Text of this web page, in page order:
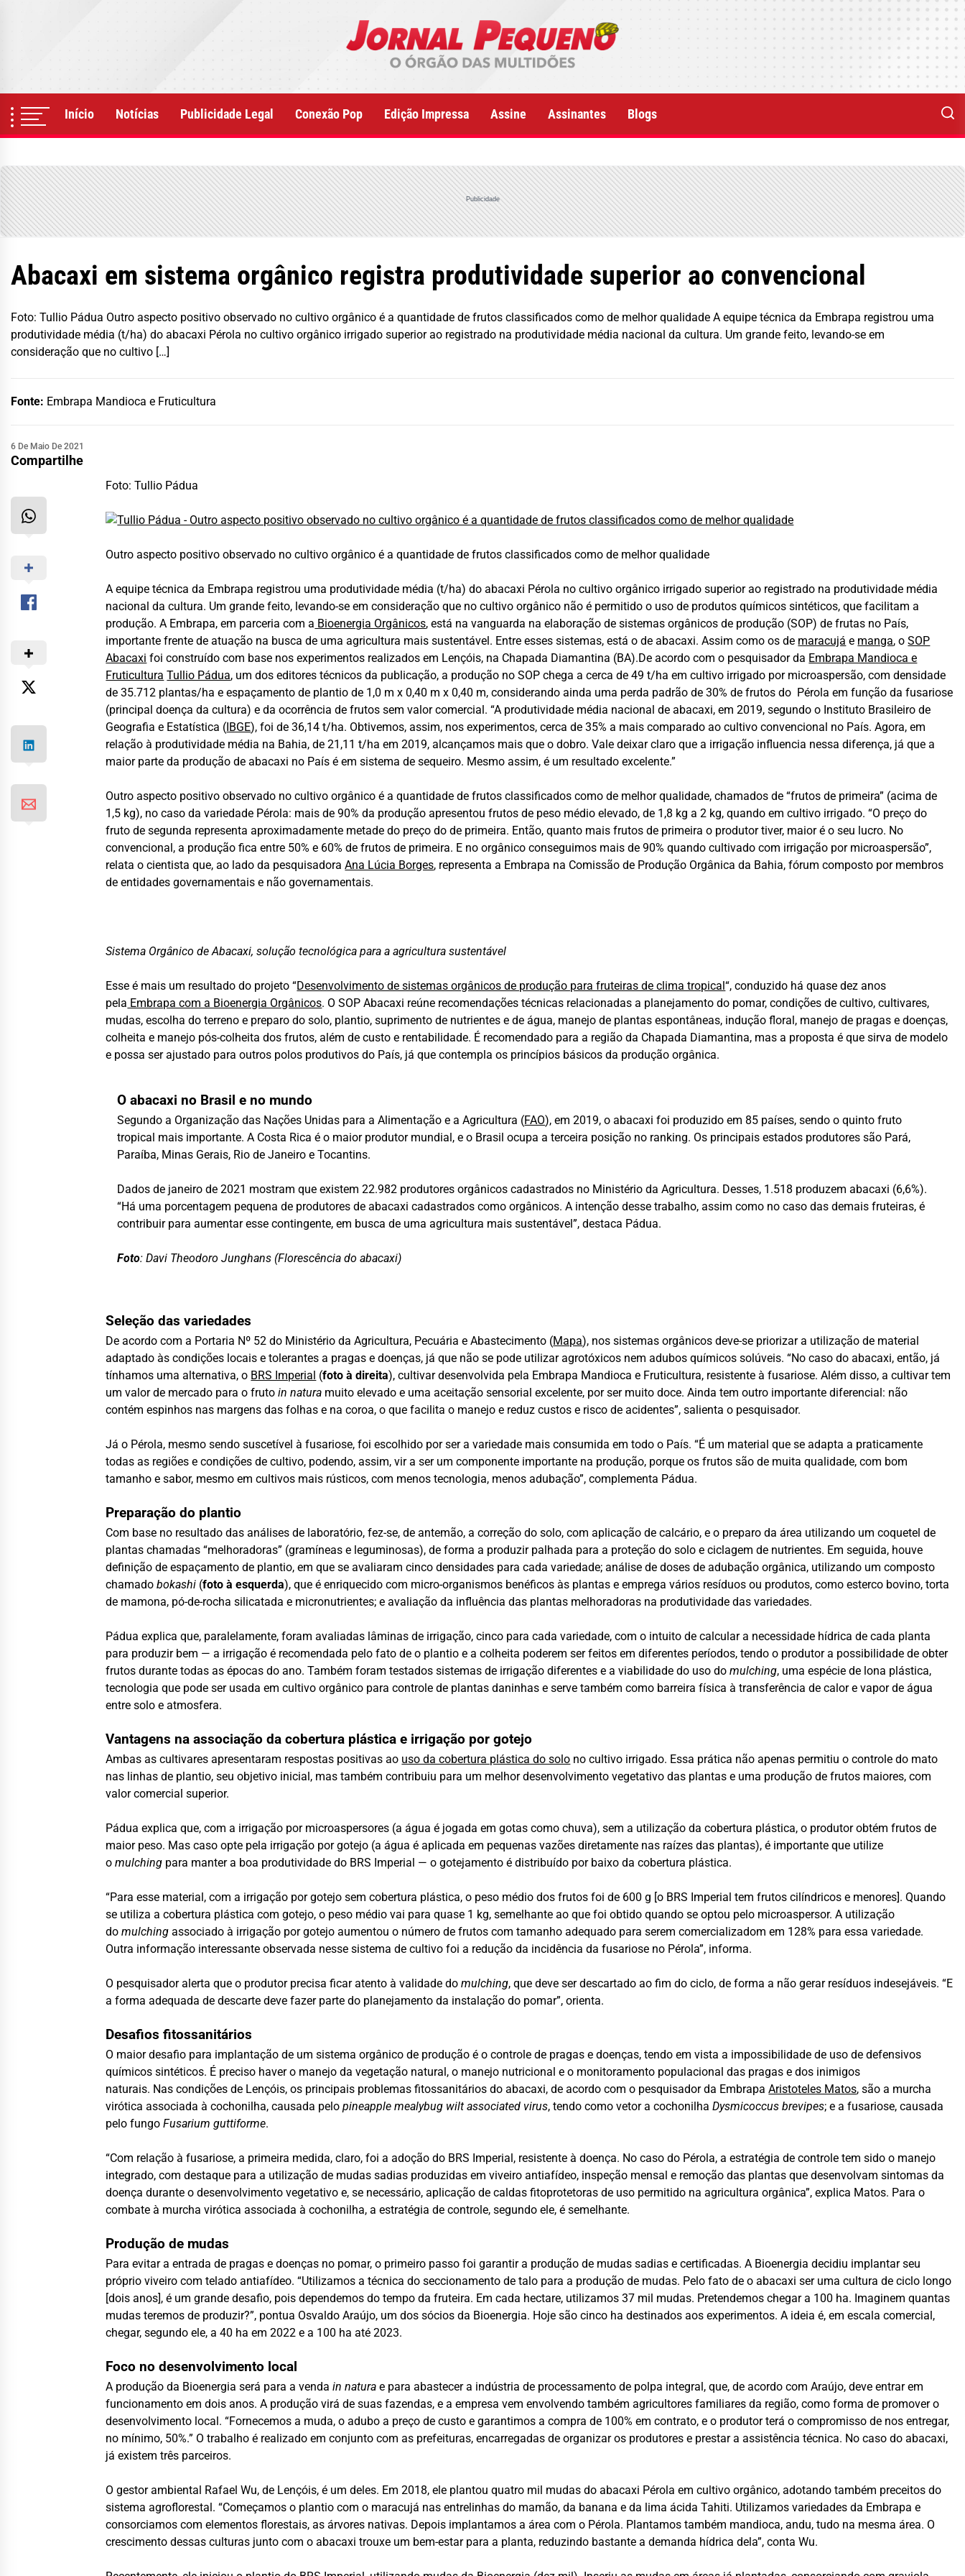
Início Notícias Publicidade Legal Conexão Pop Edição Impressa Assine Assinantes Blogs
Publicidade
Abacaxi em sistema orgânico registra produtividade superior ao convencional
Foto: Tullio Pádua Outro aspecto positivo observado no cultivo orgânico é a quantidade de frutos classificados como de melhor qualidade A equipe técnica da Embrapa registrou uma
produtividade média (t/ha) do abacaxi Pérola no cultivo orgânico irrigado superior ao registrado na produtividade média nacional da cultura. Um grande feito, levando-se em
consideração que no cultivo […]
Fonte: Embrapa Mandioca e Fruticultura
6 De Maio De 2021
Compartilhe
Foto: Tullio Pádua
Outro aspecto positivo observado no cultivo orgânico é a quantidade de frutos classificados como de melhor qualidade
A equipe técnica da Embrapa registrou uma produtividade média (t/ha) do abacaxi Pérola no cultivo orgânico irrigado superior ao registrado na produtividade média
nacional da cultura. Um grande feito, levando-se em consideração que no cultivo orgânico não é permitido o uso de produtos químicos sintéticos, que facilitam a
produção. A Embrapa, em parceria com a Bioenergia Orgânicos, está na vanguarda na elaboração de sistemas orgânicos de produção (SOP) de frutas no País,
importante frente de atuação na busca de uma agricultura mais sustentável. Entre esses sistemas, está o de abacaxi. Assim como os de maracujá e manga, oSOP
Abacaxi foi construído com base nos experimentos realizados em Lençóis, na Chapada Diamantina (BA).De acordo com o pesquisador da Embrapa Mandioca e
Fruticultura Tullio Pádua, um dos editores técnicos da publicação, a produção no SOP chega a cerca de 49 t/ha em cultivo irrigado por microaspersão, com densidade
de 35.712 plantas/ha e espaçamento de plantio de 1,0 m x 0,40 m x 0,40 m, considerando ainda uma perda padrão de 30% de frutos do Pérola em função da fusariose
(principal doença da cultura) e da ocorrência de frutos sem valor comercial. “A produtividade média nacional de abacaxi, em 2019, segundo o Instituto Brasileiro de
Geografia e Estatística (IBGE), foi de 36,14 t/ha. Obtivemos, assim, nos experimentos, cerca de 35% a mais comparado ao cultivo convencional no País. Agora, em
relação à produtividade média na Bahia, de 21,11 t/ha em 2019, alcançamos mais que o dobro. Vale deixar claro que a irrigação influencia nessa diferença, já que a
maior parte da produção de abacaxi no País é em sistema de sequeiro. Mesmo assim, é um resultado excelente.”
Outro aspecto positivo observado no cultivo orgânico é a quantidade de frutos classificados como de melhor qualidade, chamados de “frutos de primeira” (acima de
1,5 kg), no caso da variedade Pérola: mais de 90% da produção apresentou frutos de peso médio elevado, de 1,8 kg a 2 kg, quando em cultivo irrigado. “O preço do
fruto de segunda representa aproximadamente metade do preço do de primeira. Então, quanto mais frutos de primeira o produtor tiver, maior é o seu lucro. No
convencional, a produção fica entre 50% e 60% de frutos de primeira. E no orgânico conseguimos mais de 90% quando cultivado com irrigação por microaspersão”,
relata o cientista que, ao lado da pesquisadoraAna Lúcia Borges, representa a Embrapa na Comissão de Produção Orgânica da Bahia, fórum composto por membros
de entidades governamentais e não governamentais.
Sistema Orgânico de Abacaxi, solução tecnológica para a agricultura sustentável
Esse é mais um resultado do projeto “Desenvolvimento de sistemas orgânicos de produção para fruteiras de clima tropical“, conduzido há quase dez anos
pela Embrapa com a Bioenergia Orgânicos. O SOP Abacaxi reúne recomendações técnicas relacionadas a planejamento do pomar, condições de cultivo, cultivares,
mudas, escolha do terreno e preparo do solo, plantio, suprimento de nutrientes e de água, manejo de plantas espontâneas, indução floral, manejo de pragas e doenças,
colheita e manejo pós-colheita dos frutos, além de custo e rentabilidade. É recomendado para a região da Chapada Diamantina, mas a proposta é que sirva de modelo
e possa ser ajustado para outros polos produtivos do País, já que contempla os princípios básicos da produção orgânica.
O abacaxi no Brasil e no mundo
Segundo a Organização das Nações Unidas para a Alimentação e a Agricultura (FAO), em 2019, o abacaxi foi produzido em 85 países, sendo o quinto fruto
tropical mais importante. A Costa Rica é o maior produtor mundial, e o Brasil ocupa a terceira posição no ranking. Os principais estados produtores são Pará,
Paraíba, Minas Gerais, Rio de Janeiro e Tocantins.
Dados de janeiro de 2021 mostram que existem 22.982 produtores orgânicos cadastrados no Ministério da Agricultura. Desses, 1.518 produzem abacaxi (6,6%).
“Há uma porcentagem pequena de produtores de abacaxi cadastrados como orgânicos. A intenção desse trabalho, assim como no caso das demais fruteiras, é
contribuir para aumentar esse contingente, em busca de uma agricultura mais sustentável”, destaca Pádua.
Foto: Davi Theodoro Junghans (Florescência do abacaxi)
Seleção das variedades
De acordo com a Portaria Nº 52 do Ministério da Agricultura, Pecuária e Abastecimento (Mapa), nos sistemas orgânicos deve-se priorizar a utilização de material
adaptado às condições locais e tolerantes a pragas e doenças, já que não se pode utilizar agrotóxicos nem adubos químicos solúveis. “No caso do abacaxi, então, já
tínhamos uma alternativa, o BRS Imperial (foto à direita), cultivar desenvolvida pela Embrapa Mandioca e Fruticultura, resistente à fusariose. Além disso, a cultivar tem
um valor de mercado para o frutoin natura muito elevado e uma aceitação sensorial excelente, por ser muito doce. Ainda tem outro importante diferencial: não
contém espinhos nas margens das folhas e na coroa, o que facilita o manejo e reduz custos e risco de acidentes”, salienta o pesquisador.
Já o Pérola, mesmo sendo suscetível à fusariose, foi escolhido por ser a variedade mais consumida em todo o País. “É um material que se adapta a praticamente
todas as regiões e condições de cultivo, podendo, assim, vir a ser um componente importante na produção, porque os frutos são de muita qualidade, com bom
tamanho e sabor, mesmo em cultivos mais rústicos, com menos tecnologia, menos adubação”, complementa Pádua.
Preparação do plantio
Com base no resultado das análises de laboratório, fez-se, de antemão, a correção do solo, com aplicação de calcário, e o preparo da área utilizando um coquetel de
plantas chamadas “melhoradoras” (gramíneas e leguminosas), de forma a produzir palhada para a proteção do solo e ciclagem de nutrientes. Em seguida, houve
definição de espaçamento de plantio, em que se avaliaram cinco densidades para cada variedade; análise de doses de adubação orgânica, utilizando um composto
chamadobokashi (foto à esquerda), que é enriquecido com micro-organismos benéficos às plantas e emprega vários resíduos ou produtos, como esterco bovino, torta
de mamona, pó-de-rocha silicatada e micronutrientes; e avaliação da influência das plantas melhoradoras na produtividade das variedades.
Pádua explica que, paralelamente, foram avaliadas lâminas de irrigação, cinco para cada variedade, com o intuito de calcular a necessidade hídrica de cada planta
para produzir bem — a irrigação é recomendada pelo fato de o plantio e a colheita poderem ser feitos em diferentes períodos, tendo o produtor a possibilidade de obter
frutos durante todas as épocas do ano. Também foram testados sistemas de irrigação diferentes e a viabilidade do uso domulching, uma espécie de lona plástica,
tecnologia que pode ser usada em cultivo orgânico para controle de plantas daninhas e serve também como barreira física à transferência de calor e vapor de água
entre solo e atmosfera.
Vantagens na associação da cobertura plástica e irrigação por gotejo
Ambas as cultivares apresentaram respostas positivas ao uso da cobertura plástica do solo no cultivo irrigado. Essa prática não apenas permitiu o controle do mato
nas linhas de plantio, seu objetivo inicial, mas também contribuiu para um melhor desenvolvimento vegetativo das plantas e uma produção de frutos maiores, com
valor comercial superior.
Pádua explica que, com a irrigação por microaspersores (a água é jogada em gotas como chuva), sem a utilização da cobertura plástica, o produtor obtém frutos de
maior peso. Mas caso opte pela irrigação por gotejo (a água é aplicada em pequenas vazões diretamente nas raízes das plantas), é importante que utilize
omulching para manter a boa produtividade do BRS Imperial — o gotejamento é distribuído por baixo da cobertura plástica.
“Para esse material, com a irrigação por gotejo sem cobertura plástica, o peso médio dos frutos foi de 600 g [o BRS Imperial tem frutos cilíndricos e menores]. Quando
se utiliza a cobertura plástica com gotejo, o peso médio vai para quase 1 kg, semelhante ao que foi obtido quando se optou pelo microaspersor. A utilização
domulching associado à irrigação por gotejo aumentou o número de frutos com tamanho adequado para serem comercializadom em 128% para essa variedade.
Outra informação interessante observada nesse sistema de cultivo foi a redução da incidência da fusariose no Pérola”, informa.
O pesquisador alerta que o produtor precisa ficar atento à validade domulching, que deve ser descartado ao fim do ciclo, de forma a não gerar resíduos indesejáveis. “E
a forma adequada de descarte deve fazer parte do planejamento da instalação do pomar”, orienta.
Desafios fitossanitários
O maior desafio para implantação de um sistema orgânico de produção é o controle de pragas e doenças, tendo em vista a impossibilidade de uso de defensivos
químicos sintéticos. É preciso haver o manejo da vegetação natural, o manejo nutricional e o monitoramento populacional das pragas e dos inimigos
naturais. Nas condições de Lençóis, os principais problemas fitossanitários do abacaxi, de acordo com o pesquisador da EmbrapaAristoteles Matos, são a murcha
virótica associada à cochonilha, causada pelopineapple mealybug wilt associated virus, tendo como vetor a cochonilhaDysmicoccus brevipes; e a fusariose, causada
pelo fungoFusarium guttiforme.
“Com relação à fusariose, a primeira medida, claro, foi a adoção do BRS Imperial, resistente à doença. No caso do Pérola, a estratégia de controle tem sido o manejo
integrado, com destaque para a utilização de mudas sadias produzidas em viveiro antiafídeo, inspeção mensal e remoção das plantas que desenvolvam sintomas da
doença durante o desenvolvimento vegetativo e, se necessário, aplicação de caldas fitoprotetoras de uso permitido na agricultura orgânica”, explica Matos. Para o
combate à murcha virótica associada à cochonilha, a estratégia de controle, segundo ele, é semelhante.
Produção de mudas
Para evitar a entrada de pragas e doenças no pomar, o primeiro passo foi garantir a produção de mudas sadias e certificadas. A Bioenergia decidiu implantar seu
próprio viveiro com telado antiafídeo. “Utilizamos a técnica do seccionamento de talo para a produção de mudas. Pelo fato de o abacaxi ser uma cultura de ciclo longo
[dois anos], é um grande desafio, pois dependemos do tempo da fruteira. Em cada hectare, utilizamos 37 mil mudas. Pretendemos chegar a 100 ha. Imaginem quantas
mudas teremos de produzir?”, pontua Osvaldo Araújo, um dos sócios da Bioenergia. Hoje são cinco ha destinados aos experimentos. A ideia é, em escala comercial,
chegar, segundo ele, a 40 ha em 2022 e a 100 ha até 2023.
Foco no desenvolvimento local
A produção da Bioenergia será para a vendain natura e para abastecer a indústria de processamento de polpa integral, que, de acordo com Araújo, deve entrar em
funcionamento em dois anos. A produção virá de suas fazendas, e a empresa vem envolvendo também agricultores familiares da região, como forma de promover o
desenvolvimento local. “Fornecemos a muda, o adubo a preço de custo e garantimos a compra de 100% em contrato, e o produtor terá o compromisso de nos entregar,
no mínimo, 50%.” O trabalho é realizado em conjunto com as prefeituras, encarregadas de organizar os produtores e prestar a assistência técnica. No caso do abacaxi,
já existem três parceiros.
O gestor ambiental Rafael Wu, de Lençóis, é um deles. Em 2018, ele plantou quatro mil mudas do abacaxi Pérola em cultivo orgânico, adotando também preceitos do
sistema agroflorestal. “Começamos o plantio com o maracujá nas entrelinhas do mamão, da banana e da lima ácida Tahiti. Utilizamos variedades da Embrapa e
consorciamos com elementos florestais, as árvores nativas. Depois implantamos a área com o Pérola. Plantamos também mandioca, andu, tudo na mesma área. O
crescimento dessas culturas junto com o abacaxi trouxe um bem-estar para a planta, reduzindo bastante a demanda hídrica dela”, conta Wu.